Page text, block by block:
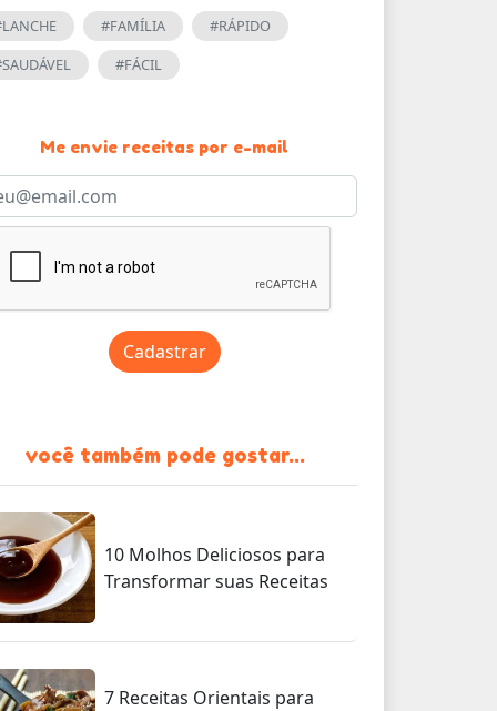
#FAMÍLIA
#RÁPIDO
#FÁCIL
Me envie receitas por e-mail
Cadastrar
você também pode gostar...
10 Molhos Deliciosos para
Transformar suas Receitas
7 Receitas Orientais para